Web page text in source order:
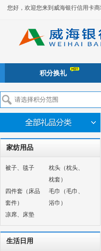
您好，欢迎您来到威海银行信用卡商
积分换礼
家纺用品
被子、毯子
枕头（枕头、
枕套）
四件套（床品
套件）
毛巾（毛巾、
浴巾）
凉席、床垫
生活日用